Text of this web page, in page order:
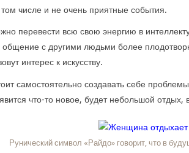
числе и не очень приятные события.
перевести всю свою энергию в
общение с другими людьми более
интерес к искусству.
самостоятельно создавать себе
что-то новое, будет небольшой отдых,
Рунический символ «Райдо» говорит, что в